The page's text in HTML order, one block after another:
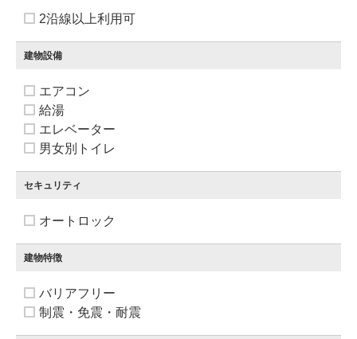
2沿線以上利用可
建物設備
エアコン
給湯
エレベーター
男女別トイレ
セキュリティ
オートロック
建物特徴
バリアフリー
制震・免震・耐震